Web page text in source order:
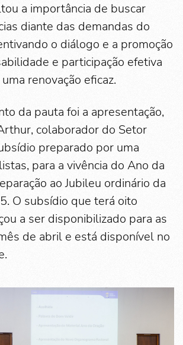
a importância de buscar
diante das demandas do
o diálogo e a promoção
e participação efetiva
renovação eficaz.
da pauta foi a apresentação,
colaborador do Setor
preparado por uma
para a vivência do Ano da
ao Jubileu ordinário da
O subsídio que terá oito
a ser disponibilizado para as
de abril e está disponível no